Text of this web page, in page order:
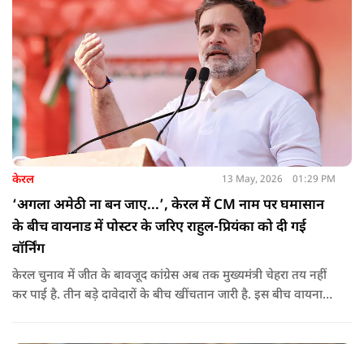
केरल 13 May, 2026 01:29 PM
‘अगला अमेठी ना बन जाए...’, केरल में CM नाम पर घमासान
के बीच वायनाड में पोस्टर के जरिए राहुल-प्रियंका को दी गई
वॉर्निंग
केरल चुनाव में जीत के बावजूद कांग्रेस अब तक मुख्यमंत्री चेहरा तय नहीं
कर पाई है. तीन बड़े दावेदारों के बीच खींचतान जारी है. इस बीच वायनाड